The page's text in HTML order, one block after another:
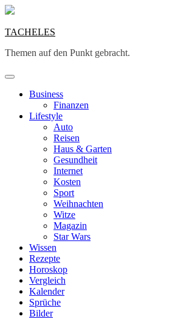
Skip
content
TACHELES
Themen auf den Punkt gebracht.
Business
Finanzen
Lifestyle
Auto
Reisen
Haus & Garten
Gesundheit
Internet
Kosten
Sport
Weihnachten
Witze
Magazin
Star Wars
Wissen
Rezepte
Horoskop
Vergleich
Kalender
Sprüche
Bilder